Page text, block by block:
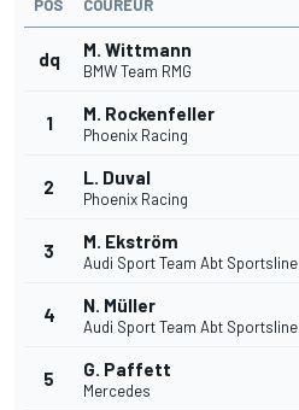
POS COUREUR
dq M. Wittmann
BMW Team RMG
1 M. Rockenfeller
Phoenix Racing
2 L. Duval
Phoenix Racing
3 M. Ekström
Audi Sport Team Abt Sportsline
4 N. Müller
Audi Sport Team Abt Sportsline
5 G. Paffett
Mercedes